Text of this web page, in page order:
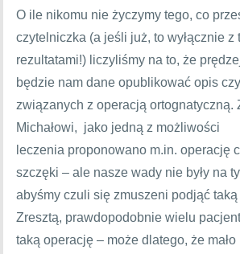
O ile nikomu nie życzymy tego, co
czytelniczka (a jeśli już, to wyłącznie z
rezultatami!) liczyliśmy na to, że
będzie nam dane opublikować opis
związanych z operacją ortognatyczną.
Michałowi, jako jedną z możliwości
leczenia proponowano m.in. operację
szczęki – ale nasze wady nie były na
abyśmy czuli się zmuszeni podjąć
Zresztą, prawdopodobnie wielu
taką operację – może dlatego, że